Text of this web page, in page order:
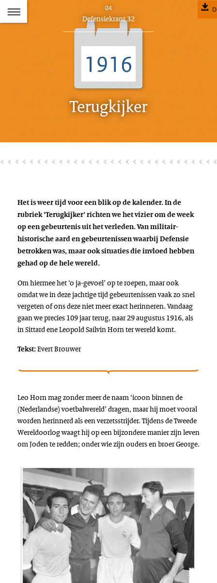
04
Dit
artikel
Defensiekrant 32
Terugkijker
Het is weer tijd voor een blik op de kalender. In de
rubriek 'Terugkijker' richten we het vizier om de week
op een gebeurtenis uit het verleden. Van militair-
historische aard en gebeurtenissen waarbij Defensie
betrokken was, maar ook situaties die invloed hebben
gehad op de hele wereld.
Om hiermee het ‘o ja-gevoel’ op te roepen, maar ook
omdat we in deze jachtige tijd gebeurtenissen vaak zo snel
vergeten of ons deze niet meer exact herinneren. Vandaag
gaan we precies 109 jaar terug, naar 29 augustus 1916, als
in Sittard ene Leopold Sailvin Horn ter wereld komt.
Tekst:Evert Brouwer
Leo Horn mag zonder meer de naam ‘icoon binnen de
(Nederlandse) voetbalwereld’ dragen, maar hij moet vooral
worden herinnerd als een verzetsstrijder. Tijdens de Tweede
Wereldoorlog waagt hij op een bijzondere manier zijn leven
om Joden te redden; onder wie zijn ouders en broer George.
Naar
de
Inhoudsopgave